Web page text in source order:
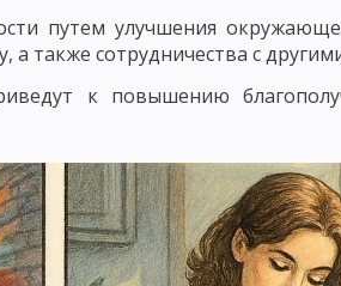
– МЕТОД АНАЛИЗА
МЕТОД ПОСЛЕДОВАТЕЛЬНЫХ
ОБУЧЕНИЯ ВИДЫ
И ДИДАКТИЧЕСКИЕ ТРЕБОВАНИЯ К УРОКУ
путем улучшения
а также сотрудничества с
к повышению